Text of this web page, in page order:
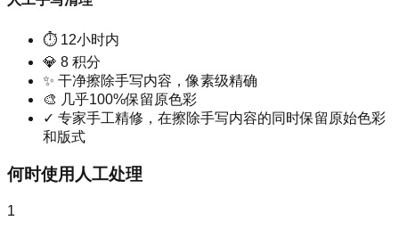
⏱ 12小时内
💎 8 积分
✨ 干净擦除手写内容，像素级精确
🎨 几乎100%保留原色彩
✓ 专家手工精修，在擦除手写内容的同时保留原始色彩
和版式
何时使用人工处理
1